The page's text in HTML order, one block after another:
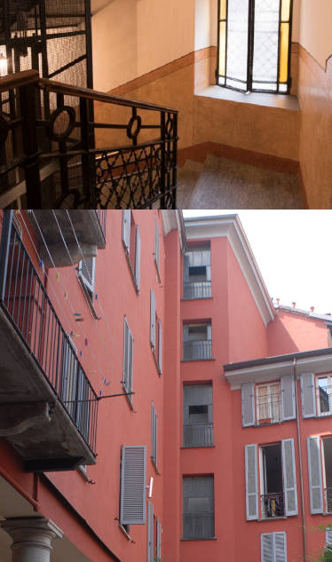
Condomini Esterni, Condomini Interni
ZOOM VIEW
CONDOMINIO RIPA PORTA TICINESE
Condomini Esterni, Condomini Interni
VIEW